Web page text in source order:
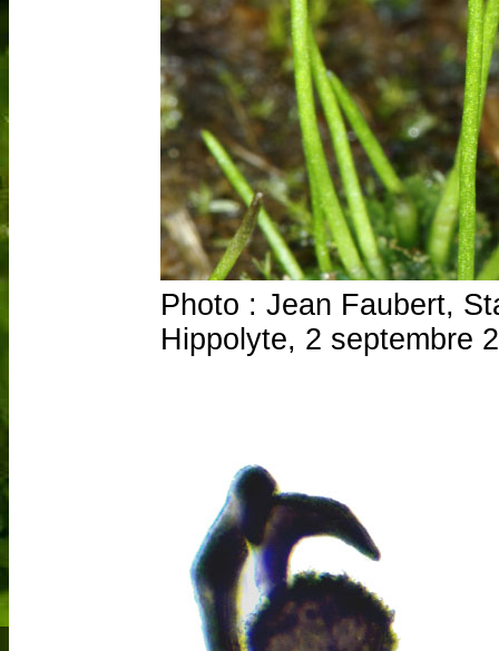
Photo : Jean Faubert,
Hippolyte, 2 septembre